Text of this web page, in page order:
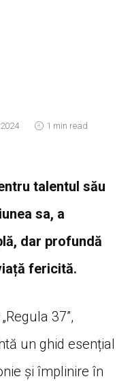
1 min read
talentul său
sa, a
dar profundă
fericită.
37”,
un ghid esențial
și împlinire în